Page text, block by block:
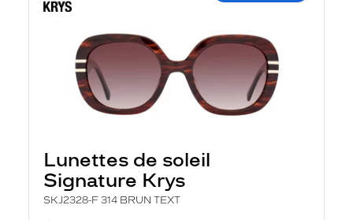
Lunettes de soleil
Signature Krys
SKJ2328-F 314 BRUN TEXT